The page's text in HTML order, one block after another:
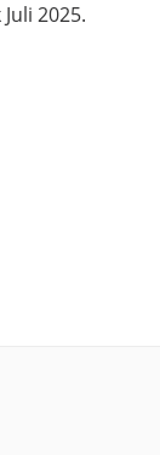
2025.